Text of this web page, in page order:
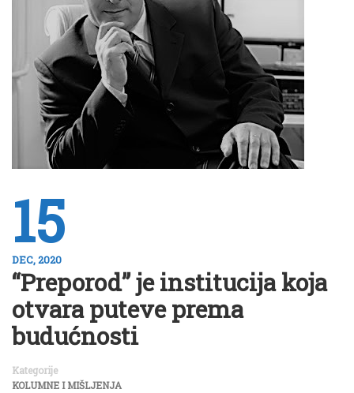
15
DEC, 2020
“Preporod” je institucija koja
otvara puteve prema
budućnosti
Kategorije
KOLUMNE I MIŠLJENJA